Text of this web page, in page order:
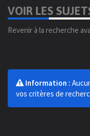
VOIR LES
Revenir à la recherche
Information :
vos critères de